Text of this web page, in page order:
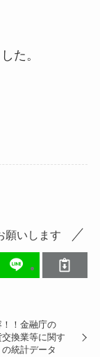
た。
願いします
！金融庁の
交換業等に関す
統計データ